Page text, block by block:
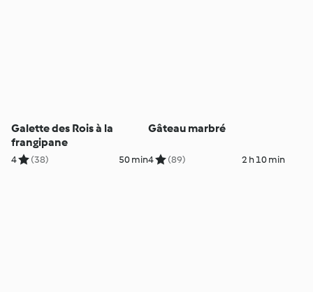
Galette des Rois à la
frangipane
4 (38) 50 min
Gâteau marbré
4 (89) 2 h 10 min